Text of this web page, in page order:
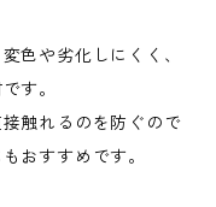
色や劣化しにくく、
す。
触れるのを防ぐので
おすすめです。